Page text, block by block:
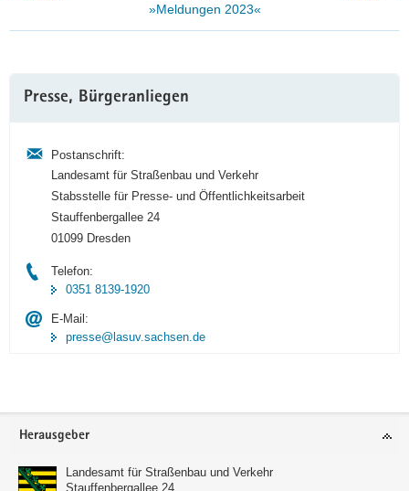
»Meldungen 2023«
Information
Presse, Bürgeranliegen
Postanschrift:
Landesamt für Straßenbau und Verkehr
Stabsstelle für Presse- und Öffentlichkeitsarbeit
Stauffenbergallee 24
01099 Dresden
Telefon:
0351 8139-1920
E-Mail:
presse@lasuv.sachsen.de
Footer-
Herausgeber
Landesamt für Straßenbau und Verkehr
Stauffenbergallee 24